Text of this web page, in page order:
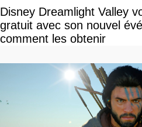
Disney Dreamlight Valley
gratuit avec son nouvel
comment les obtenir